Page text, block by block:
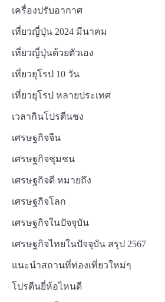
เครื่องปรับอากาศ
เที่ยวญี่ปุ่น 2024 มีนาคม
เที่ยวญี่ปุ่นด้วยตัวเอง
เที่ยวยุโรป 10 วัน
เที่ยวยุโรป หลายประเทศ
เวลากินโปรตีนชง
เศรษฐกิจจีน
เศรษฐกิจชุมชน
เศรษฐกิจดี หมายถึง
เศรษฐกิจโลก
เศรษฐกิจในปัจจุบัน
เศรษฐกิจไทยในปัจจุบัน สรุป 2567
แนะนำสถานที่ท่องเที่ยวใหม่ๆ
โปรตีนยี่ห้อไหนดี